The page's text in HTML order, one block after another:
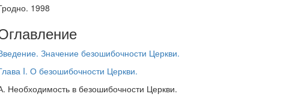
1998
Значение безошибочности Церкви.
I. О безошибочности Церкви.
Необходимость в безошибочности Церкви.